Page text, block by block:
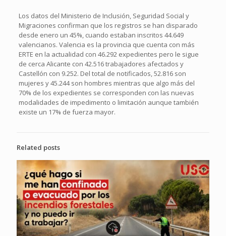
Los datos del Ministerio de Inclusión, Seguridad Social y
Migraciones confirman que los registros se han disparado
desde enero un 45%, cuando estaban inscritos 44.649
valencianos. Valencia es la provincia que cuenta con más
ERTE en la actualidad con 46.292 expedientes pero le sigue
de cerca Alicante con 42.516 trabajadores afectados y
Castellón con 9.252. Del total de notificados, 52.816 son
mujeres y 45.244 son hombres mientras que algo más del
70% de los expedientes se corresponden con las nuevas
modalidades de impedimento o limitación aunque también
existe un 17% de fuerza mayor.
Related posts